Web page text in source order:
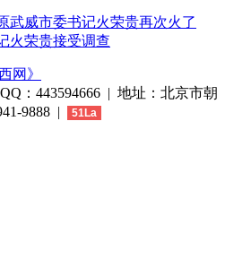
武威市委书记火荣贵再次火了
火荣贵接受调查
网》
：443594666 | 地址：北京市朝
9888 |
51La